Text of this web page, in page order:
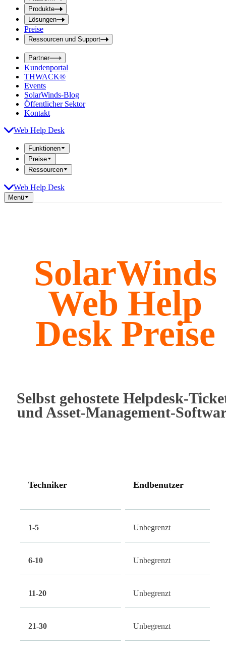
f
e
l
d
e
i
n
g
a
b
e
Produkte
Lösungen
Preise
Ressourcen und Support
Partner
Kundenportal
THWACK®
Events
SolarWinds-Blog
Öffentlicher Sektor
Kontakt
Web Help Desk
Funktionen
Preise
Ressourcen
Web Help Desk
Menü
SolarWinds
Web Help
Desk Preise
Selbst gehostete Helpdesk-
und Asset-Management-
Techniker Endbenutzer
1-5 Unbegrenzt
6-10 Unbegrenzt
11-20 Unbegrenzt
21-30 Unbegrenzt